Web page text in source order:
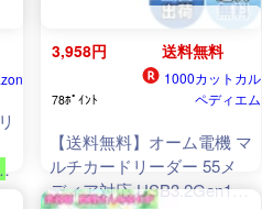
-
3,958円 送料無料
78ﾎﾟｲﾝﾄ
1000カットカル
ペディエム
【送料無料】オーム電機 マ
ルチカードリーダー 55メ
ディア対応 USB3.2Gen1